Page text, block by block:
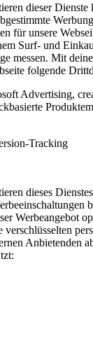
dieser
für unsere
Surf- und
messen. Mit
folgende
Advertising,
Tracking
dieses
Werbeangebot
Anbietenden